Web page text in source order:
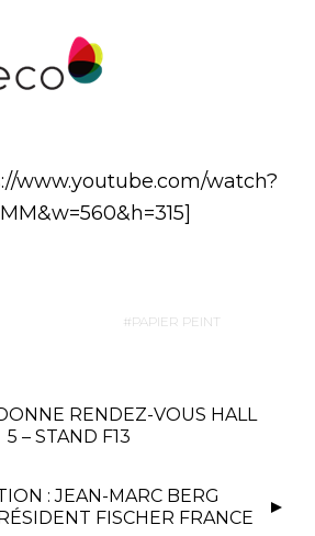
www.youtube.com/watch?
PAPIER PEINT
RENDEZ-VOUS HALL
5 – STAND F13
: JEAN-MARC BERG
FISCHER FRANCE